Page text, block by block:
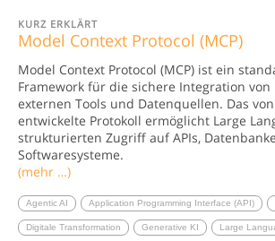
KURZ ERKLÄRT
Model Context Protocol (MCP)
Model Context Protocol (MCP) ist ein
Framework für die sichere Integration
externen Tools und Datenquellen. Das
entwickelte Protokoll ermöglicht Large
strukturierten Zugriff auf APIs,
Softwaresysteme.
(mehr …)
Agentic AI Application Programming Interface (API)
Digitale Transformation Generative KI Large